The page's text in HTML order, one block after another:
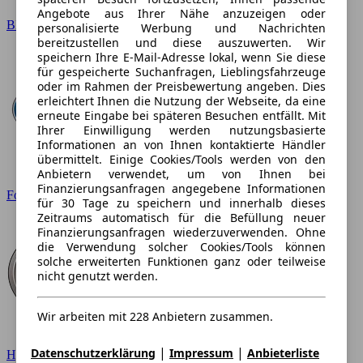
BMW
Ford
Hyundai
Angebote aus Ihrer Nähe anzuzeigen oder
personalisierte Werbung und Nachrichten
bereitzustellen und diese auszuwerten. Wir
speichern Ihre E-Mail-Adresse lokal, wenn Sie diese
für gespeicherte Suchanfragen, Lieblingsfahrzeuge
oder im Rahmen der Preisbewertung angeben. Dies
erleichtert Ihnen die Nutzung der Webseite, da eine
erneute Eingabe bei späteren Besuchen entfällt. Mit
Ihrer Einwilligung werden nutzungsbasierte
Informationen an von Ihnen kontaktierte Händler
übermittelt. Einige Cookies/Tools werden von den
Anbietern verwendet, um von Ihnen bei
Finanzierungsanfragen angegebene Informationen
für 30 Tage zu speichern und innerhalb dieses
Zeitraums automatisch für die Befüllung neuer
Finanzierungsanfragen wiederzuverwenden. Ohne
die Verwendung solcher Cookies/Tools können
solche erweiterten Funktionen ganz oder teilweise
nicht genutzt werden.
Wir arbeiten mit 228 Anbietern zusammen.
Datenschutzerklärung | Impressum | Anbieterliste